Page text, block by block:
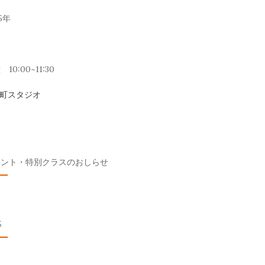
年
10:00~11:30
スタジオ
ト・特別クラスのおしらせ